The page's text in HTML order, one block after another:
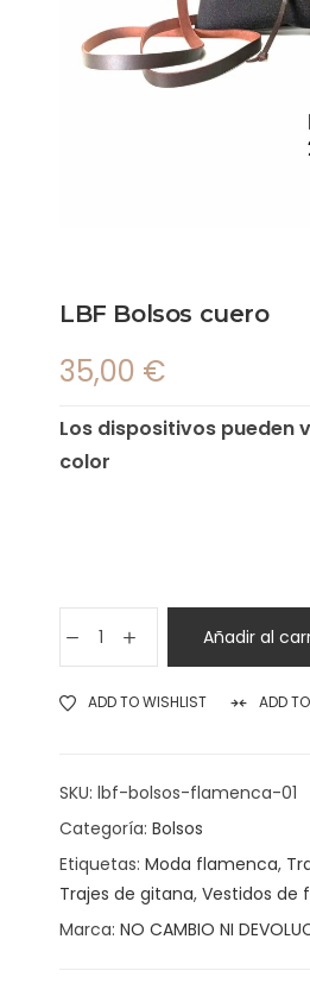
LBF Bolsos cuero
35,00 €
Los dispositivos pueden
color
Añadir al
ADD TO WISHLIST ADD
SKU: lbf-bolsos-flamenca-01
Categoría: Bolsos
Etiquetas: Moda flamenca,
Trajes de gitana, Vestidos de
Marca: NO CAMBIO NI